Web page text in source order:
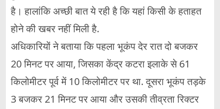
है। हालांकि अच्छी बात ये रही है कि यहां किसी के हताहत
होने की खबर नहीं मिली है.
अधिकारियों ने बताया कि पहला भूकंप देर रात दो बजकर
20 मिनट पर आया, जिसका केंद्र कटरा इलाके से 61
किलोमीटर पूर्व में 10 किलोमीटर पर था. दूसरा भूकंप तड़के
3 बजकर 21 मिनट पर आया और उसकी तीव्रता रिक्टर